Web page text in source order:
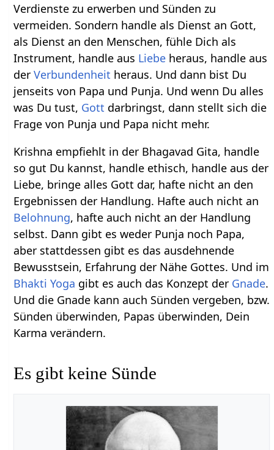
Verdienste zu erwerben und Sünden zu
vermeiden. Sondern handle als Dienst an Gott,
als Dienst an den Menschen, fühle Dich als
Instrument, handle aus Liebe heraus, handle aus
derVerbundenheit heraus. Und dann bist Du
jenseits von Papa und Punja. Und wenn Du alles
was Du tust, Gott darbringst, dann stellt sich die
Frage von Punja und Papa nicht mehr.
Krishna empfiehlt in der Bhagavad Gita, handle
so gut Du kannst, handle ethisch, handle aus der
Liebe, bringe alles Gott dar, hafte nicht an den
Ergebnissen der Handlung. Hafte auch nicht an
Belohnung, hafte auch nicht an der Handlung
selbst. Dann gibt es weder Punja noch Papa,
aber stattdessen gibt es das ausdehnende
Bewusstsein, Erfahrung der Nähe Gottes. Und im
Bhakti Yoga gibt es auch das Konzept der Gnade.
Und die Gnade kann auch Sünden vergeben, bzw.
Sünden überwinden, Papas überwinden, Dein
Karma verändern.
Es gibt keine Sünde